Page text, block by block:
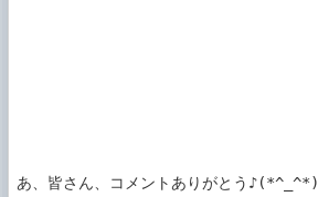
あ、皆さん、コメントありがとう♪(*^_^*)